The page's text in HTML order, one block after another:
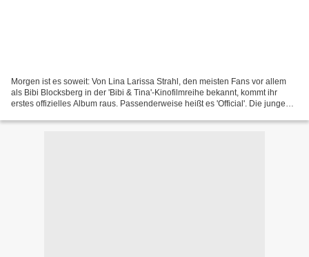
Morgen ist es soweit: Von Lina Larissa Strahl, den meisten Fans vor allem
als Bibi Blocksberg in der 'Bibi & Tina'-Kinofilmreihe bekannt, kommt ihr
erstes offizielles Album raus. Passenderweise heißt es 'Official'. Die junge